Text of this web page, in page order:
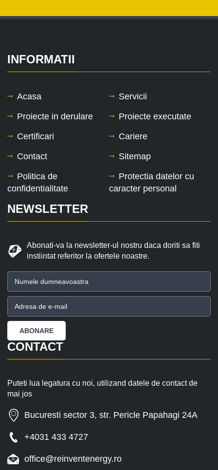
INFORMATII
Acasa Servicii
Proiecte in derulare Proiecte executate
Certificari Cariere
Contact Sitemap
Politica de
confidentialitate
Protectia datelor cu
caracter personal
NEWSLETTER
Abonati-va la newsletter-ul nostru daca doriti sa fiti
instiintat referitor la ofertele noastre.
CONTACT
Puteti lua legatura cu noi, utilizand datele de contact de
mai jos
Bucuresti sector 3, str. Pericle Papahagi 24A
+4031 433 4727
office@reinventenergy.ro